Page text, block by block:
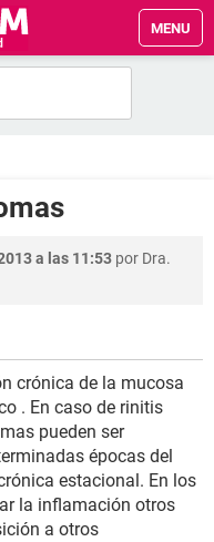
MENU
a las 11:53 por Dra.
crónica de la mucosa
. En caso de rinitis
pueden ser
épocas del
estacional. En los
la inflamación otros
a otros